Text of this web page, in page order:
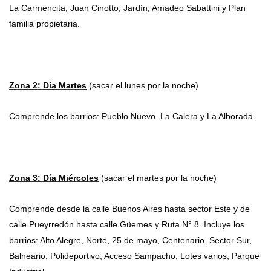
La Carmencita, Juan Cinotto, Jardín, Amadeo Sabattini y Plan
familia propietaria.
Zona 2: Día Martes (sacar el lunes por la noche)
Comprende los barrios: Pueblo Nuevo, La Calera y La Alborada.
Zona 3: Día Miércoles (sacar el martes por la noche)
Comprende desde la calle Buenos Aires hasta sector Este y de
calle Pueyrredón hasta calle Güemes y Ruta N° 8. Incluye los
barrios: Alto Alegre, Norte, 25 de mayo, Centenario, Sector Sur,
Balneario, Polideportivo, Acceso Sampacho, Lotes varios, Parque